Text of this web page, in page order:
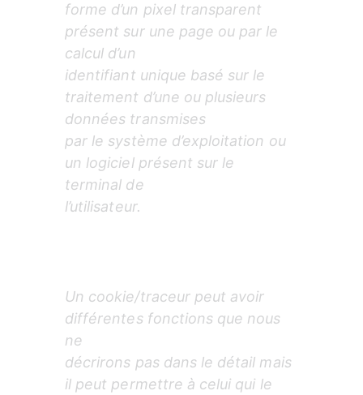
forme d’un pixel transparent
présent sur une page ou par le
calcul d’un
identifiant unique basé sur le
traitement d’une ou plusieurs
données transmises
par le système d’exploitation ou
un logiciel présent sur le
terminal de
l’utilisateur.
Un cookie/traceur peut avoir
différentes fonctions que nous
ne
décrirons pas dans le détail mais
il peut permettre à celui qui le